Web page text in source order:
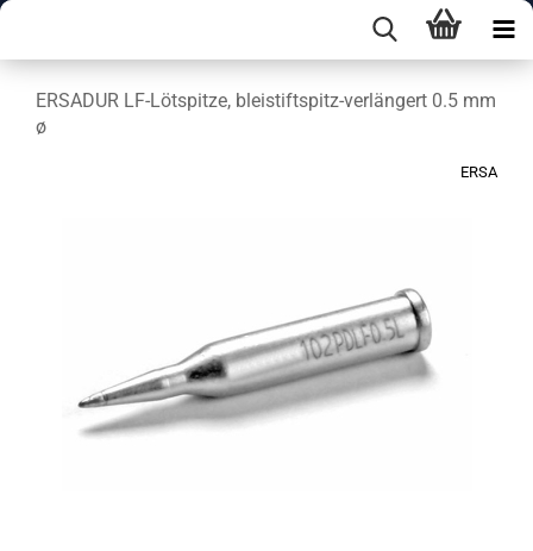
ERSADUR LF-Lötspitze, bleistiftspitz-verlängert 0.5 mm
ø
ERSA